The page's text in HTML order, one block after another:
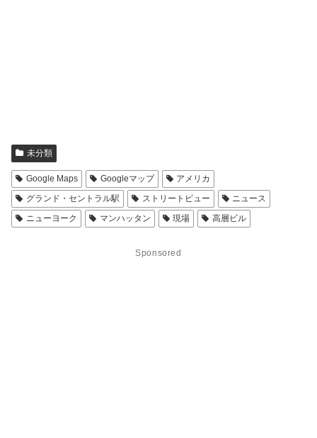
未分類
Google Maps Googleマップ
アメリカ
グランド・セントラル駅
ストリートビュー
ニュース
ニューヨーク
マンハッタン 現場 高層ビル